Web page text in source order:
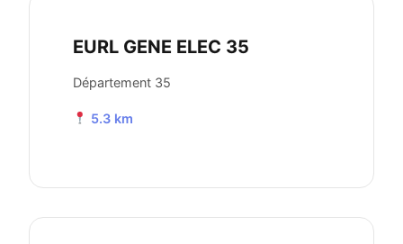
EURL GENE ELEC 35
Département 35
5.3 km